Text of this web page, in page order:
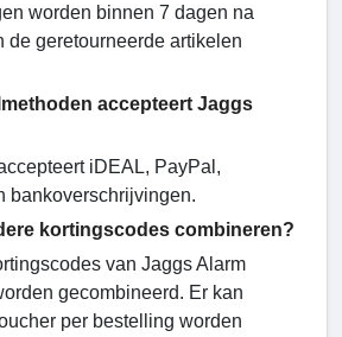
worden binnen 7 dagen na
de geretourneerde artikelen
accepteert Jaggs
iDEAL, PayPal,
bankoverschrijvingen.
kortingscodes combineren?
van Jaggs Alarm
gecombineerd. Er kan
per bestelling worden